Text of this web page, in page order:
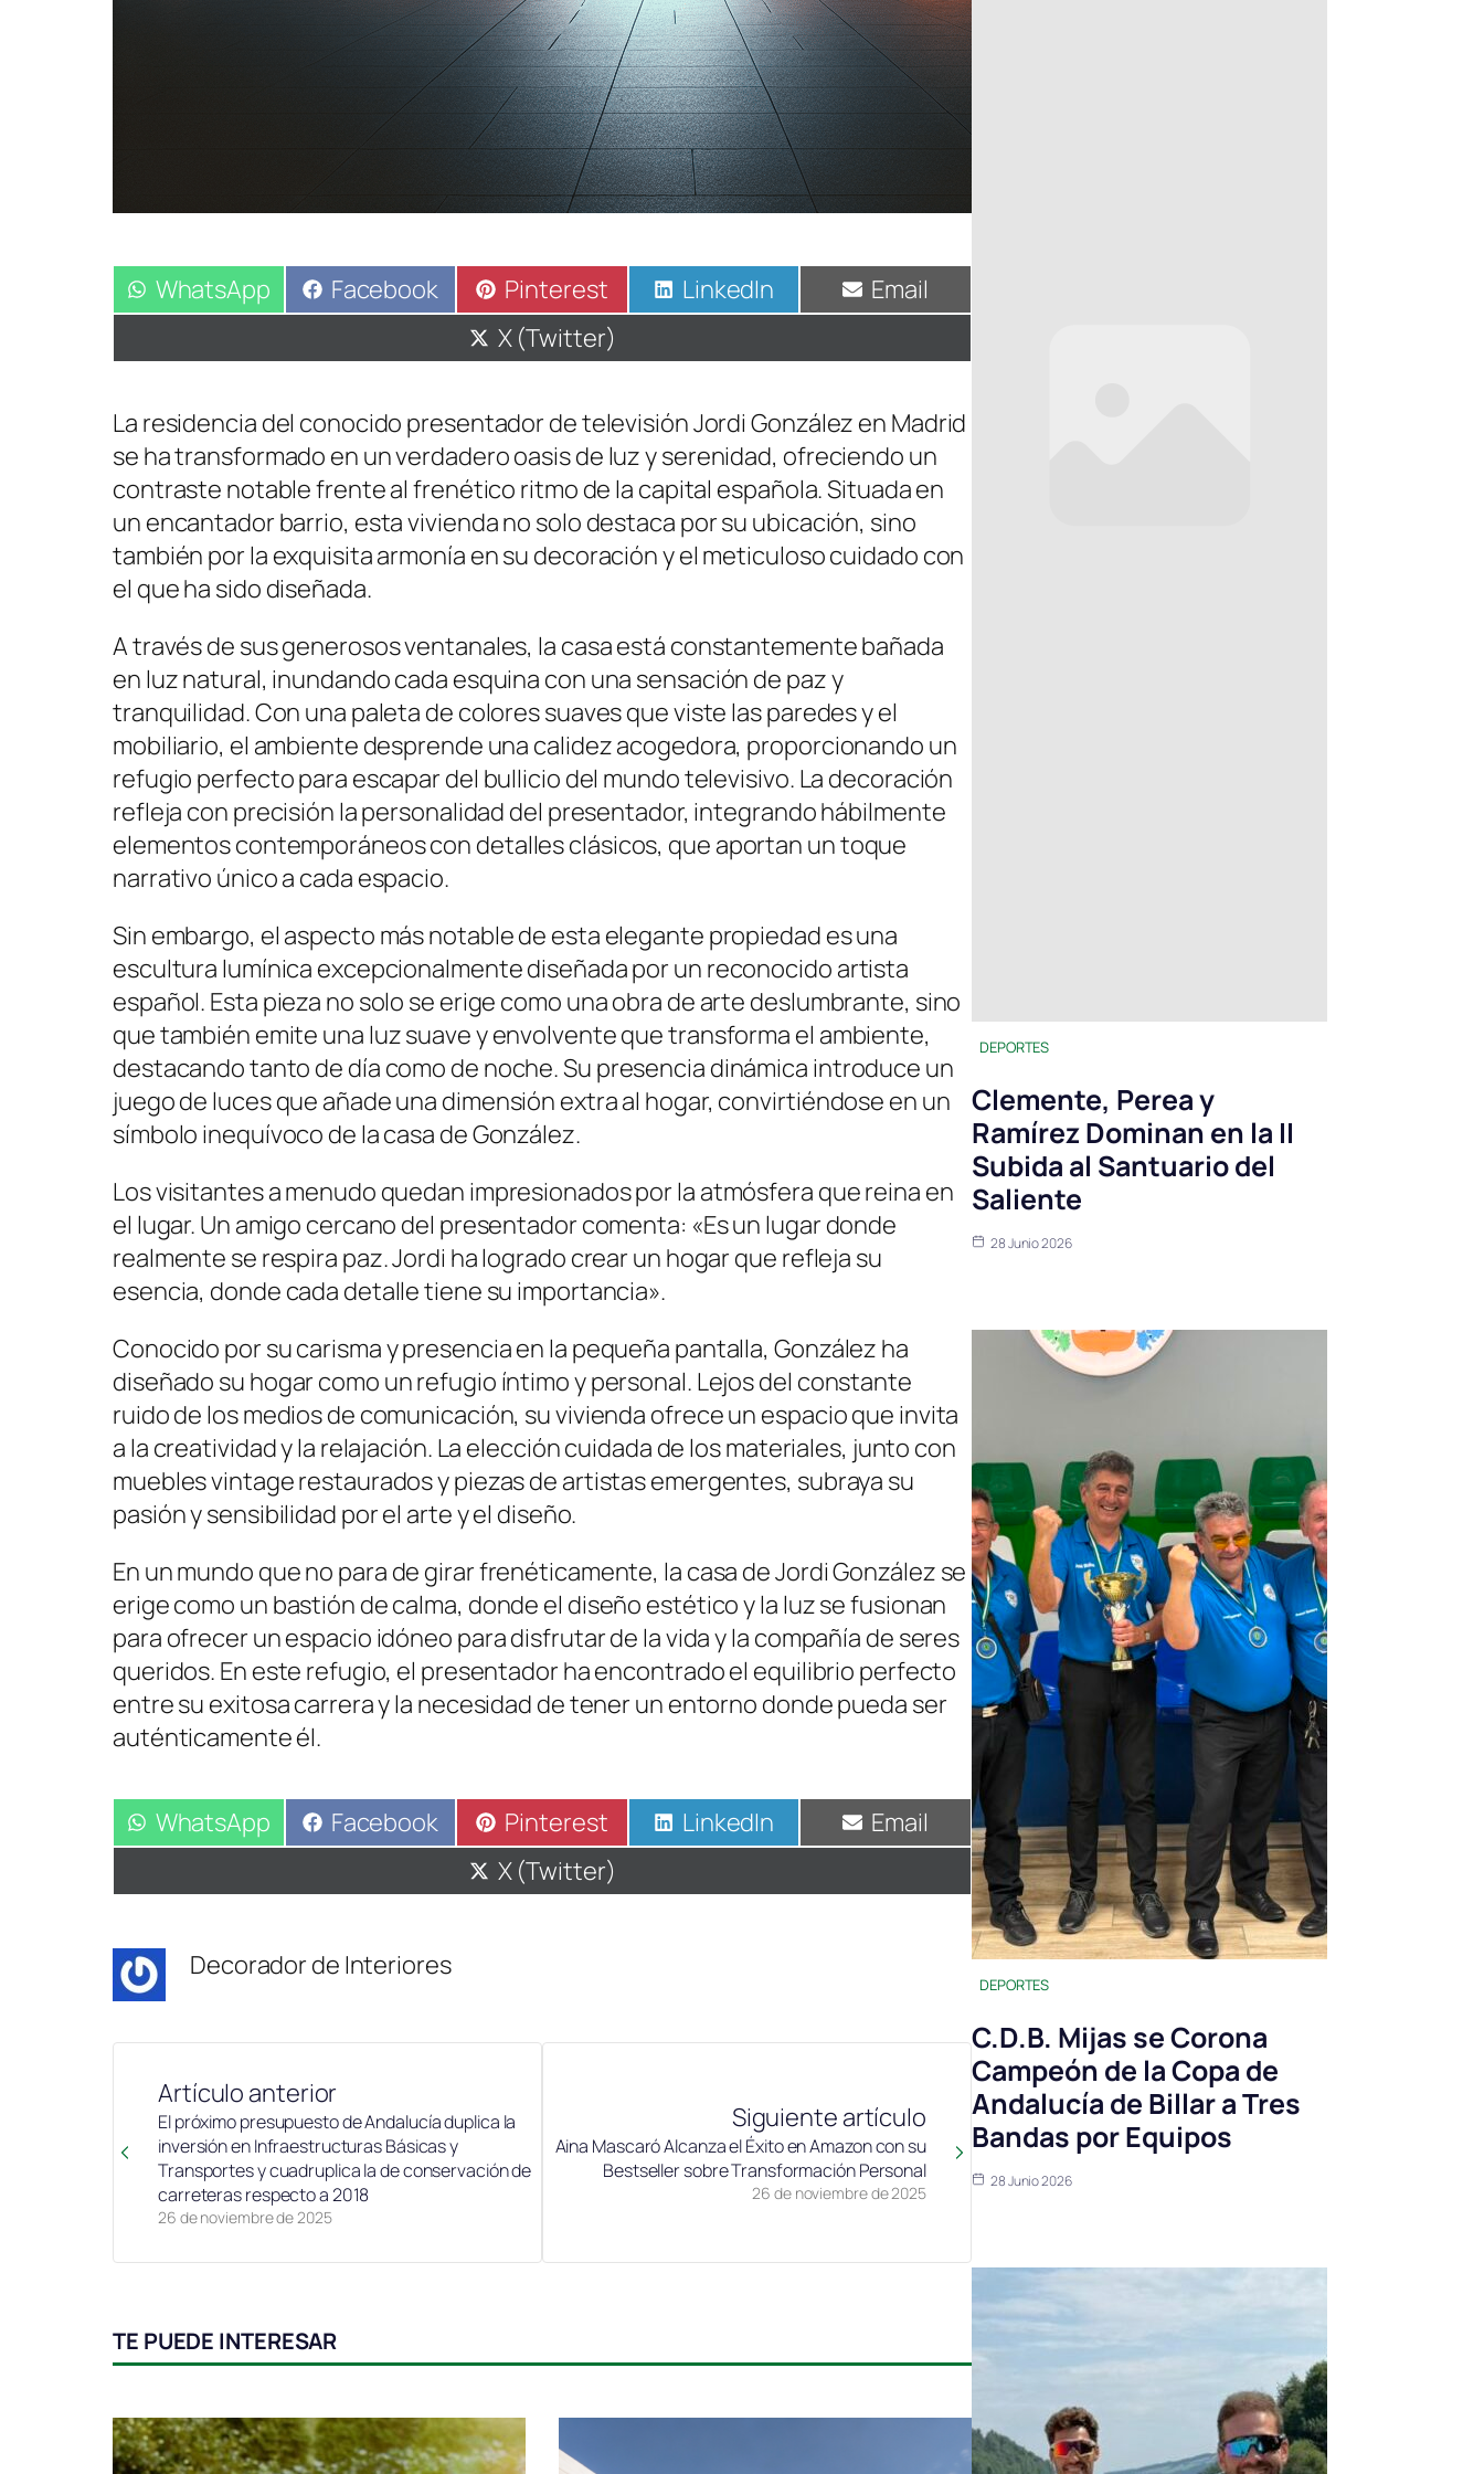
Compartir
en
WhatsApp Compartir
en
Facebook Compartir
en
Pinterest Compartir
en
LinkedIn Compartir
en
Email
Compartir
en
X (Twitter)
La residencia del conocido presentador de televisión Jordi González en Madrid
se ha transformado en un verdadero oasis de luz y serenidad, ofreciendo un
contraste notable frente al frenético ritmo de la capital española. Situada en
un encantador barrio, esta vivienda no solo destaca por su ubicación, sino
también por la exquisita armonía en su decoración y el meticuloso cuidado con
el que ha sido diseñada.
A través de sus generosos ventanales, la casa está constantemente bañada
en luz natural, inundando cada esquina con una sensación de paz y
tranquilidad. Con una paleta de colores suaves que viste las paredes y el
mobiliario, el ambiente desprende una calidez acogedora, proporcionando un
refugio perfecto para escapar del bullicio del mundo televisivo. La decoración
refleja con precisión la personalidad del presentador, integrando hábilmente
elementos contemporáneos con detalles clásicos, que aportan un toque
narrativo único a cada espacio.
Sin embargo, el aspecto más notable de esta elegante propiedad es una
escultura lumínica excepcionalmente diseñada por un reconocido artista
español. Esta pieza no solo se erige como una obra de arte deslumbrante, sino
que también emite una luz suave y envolvente que transforma el ambiente,
destacando tanto de día como de noche. Su presencia dinámica introduce un
juego de luces que añade una dimensión extra al hogar, convirtiéndose en un
símbolo inequívoco de la casa de González.
Los visitantes a menudo quedan impresionados por la atmósfera que reina en
el lugar. Un amigo cercano del presentador comenta: «Es un lugar donde
realmente se respira paz. Jordi ha logrado crear un hogar que refleja su
esencia, donde cada detalle tiene su importancia».
Conocido por su carisma y presencia en la pequeña pantalla, González ha
diseñado su hogar como un refugio íntimo y personal. Lejos del constante
ruido de los medios de comunicación, su vivienda ofrece un espacio que invita
a la creatividad y la relajación. La elección cuidada de los materiales, junto con
muebles vintage restaurados y piezas de artistas emergentes, subraya su
pasión y sensibilidad por el arte y el diseño.
En un mundo que no para de girar frenéticamente, la casa de Jordi González se
erige como un bastión de calma, donde el diseño estético y la luz se fusionan
para ofrecer un espacio idóneo para disfrutar de la vida y la compañía de seres
queridos. En este refugio, el presentador ha encontrado el equilibrio perfecto
entre su exitosa carrera y la necesidad de tener un entorno donde pueda ser
auténticamente él.
Compartir
en
WhatsApp Compartir
en
Facebook Compartir
en
Pinterest Compartir
en
LinkedIn Compartir
en
Email
Compartir
en
X (Twitter)
Decorador de Interiores
Artículo anterior
26 de noviembre de 2025
El próximo presupuesto de Andalucía duplica la
inversión en Infraestructuras Básicas y
Transportes y cuadruplica la de conservación de
carreteras respecto a 2018
Siguiente artículo
26 de noviembre de 2025
Aina Mascaró Alcanza el Éxito en Amazon con su
Bestseller sobre Transformación Personal
TE PUEDE INTERESAR
DEPORTES
Clemente, Perea y
Ramírez Dominan en la II
Subida al Santuario del
Saliente
28 Junio 2026
DEPORTES
C.D.B. Mijas se Corona
Campeón de la Copa de
Andalucía de Billar a Tres
Bandas por Equipos
28 Junio 2026